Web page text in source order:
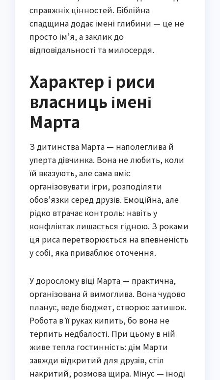
справжніх цінностей. Біблійна
спадщина додає імені глибини — це не
просто ім’я, а заклик до
відповідальності та милосердя.
Характер і риси
власниць імені
Марта
З дитинства Марта — наполеглива й
уперта дівчинка. Вона не любить, коли
їй вказують, але сама вміє
організовувати ігри, розподіляти
обов’язки серед друзів. Емоційна, але
рідко втрачає контроль: навіть у
конфліктах лишається гідною. З роками
ця риса перетворюється на впевненість
у собі, яка приваблює оточення.
У дорослому віці Марта — практична,
організована й вимоглива. Вона чудово
планує, веде бюджет, створює затишок.
Робота в її руках кипить, бо вона не
терпить недбалості. При цьому в ній
живе тепла гостинність: дім Марти
завжди відкритий для друзів, стіл
накритий, розмова щира. Мінус — іноді